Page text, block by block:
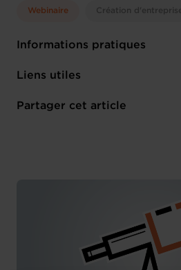
Webinaire Création d'entreprise
Informations pratiques
Mardi 9 Avr 2024
Online Workshop
Liens utiles
M'inscrire
Partager cet article